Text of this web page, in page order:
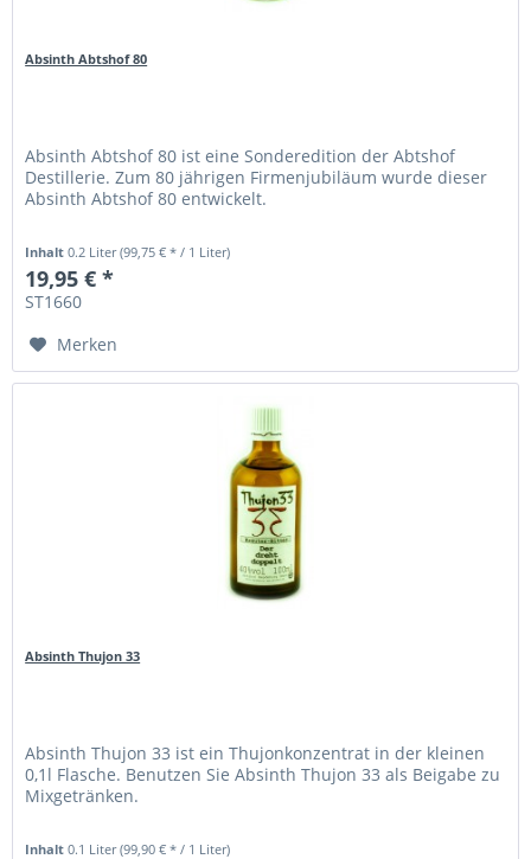
Absinth Abtshof 80
Absinth Abtshof 80 ist eine Sonderedition der Abtshof
Destillerie. Zum 80 jährigen Firmenjubiläum wurde dieser
Absinth Abtshof 80 entwickelt.
Inhalt0.2 Liter(99,75 € * / 1 Liter)
19,95 € *
ST1660
Merken
Absinth Thujon 33
Absinth Thujon 33 ist ein Thujonkonzentrat in der kleinen
0,1l Flasche. Benutzen Sie Absinth Thujon 33 als Beigabe zu
Mixgetränken.
Inhalt0.1 Liter(99,90 € * / 1 Liter)